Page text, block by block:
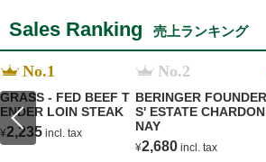
Sales Ranking 売上ランキング
No.1
GRASS - FED BEEF T
ENDER LOIN STEAK
¥2,235 incl. tax
No.2
BERINGER FOUNDER
S' ESTATE CHARDON
NAY
¥2,680 incl. tax